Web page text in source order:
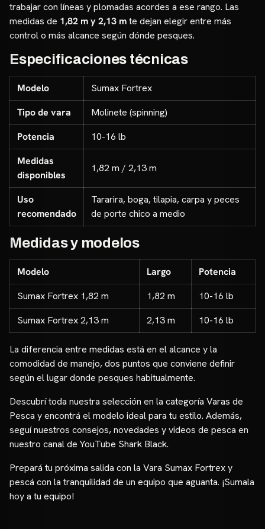
trabajar con líneas y plomadas acordes a ese rango. Las
medidas de 1,82 m y 2,13 mte dejan elegir entre más
control o más alcance según dónde pesques.
Especificaciones técnicas
Modelo
Sumax Fortrex
Tipo de vara
Molinete (spinning)
Potencia
10-16 lb
Medidas
disponibles
1,82 m / 2,13 m
Uso
recomendado
Tararira, boga, tilapia, carpa y peces
de porte chico a medio
Medidas y modelos
Modelo Largo
Potencia
Sumax Fortrex 1,82 m
1,82 m
10-16 lb
Sumax Fortrex 2,13 m
2,13 m 10-16 lb
La diferencia entre medidas está en el alcance y la
comodidad de manejo, dos puntos que conviene definir
según el lugar donde pesques habitualmente.
Descubrí toda nuestra selección en la categoría Varas de
Pesca y encontrá el modelo ideal para tu estilo. Además,
seguí nuestros consejos, novedades y videos de pesca en
nuestro canal de YouTube Shark Black.
Prepará tu próxima salida con la Vara Sumax Fortrex y
pescá con la tranquilidad de un equipo que aguanta. ¡Sumala
hoy a tu equipo!